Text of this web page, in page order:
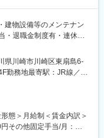
ポジションです。現場を
出張は多めです。
勤務時間ではなく、原則
ます。
＋日帰りで外出 など
建物設備等のメンテナン
・退職金制度有・連休取
・搬送機器・その他建物
す。
県川崎市川崎区東扇島6‐
勤務地最寄駅：JR線／川
範囲：会社の定める事業
態＞月給制＜賃金内訳＞
その他固定手当/月：